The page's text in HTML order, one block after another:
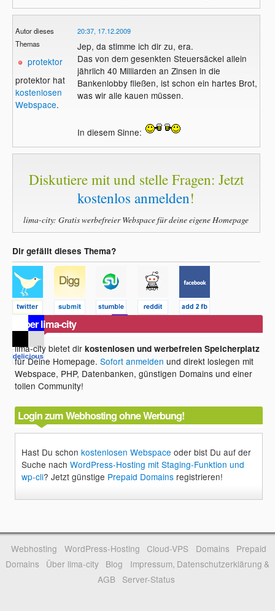
Autor dieses
Themas
protektor
protektor hat
kostenlosen
Webspace.
20:37, 17.12.2009
Jep, da stimme ich dir zu, era.
Das von dem gesenkten Steuersäckel allein
jährlich 40 Milliarden an Zinsen in die
Bankenlobby fließen, ist schon ein hartes Brot,
was wir alle kauen müssen.
In diesem Sinne:
Diskutiere mit und stelle Fragen: Jetzt
kostenlos anmelden!
lima-city: Gratis werbefreier Webspace für deine eigene Homepage
Dir gefällt dieses Thema?
Über lima-city
lima-city bietet dirkostenlosen und werbefreien Speicherplatz
für Deine Homepage.Sofort anmelden und direkt loslegen mit
Webspace, PHP, Datenbanken, günstigen Domains und einer
tollen Community!
Login zum Webhosting ohne Werbung!
Hast Du schonkostenlosen Webspace oder bist Du auf der
Suche nachWordPress-Hosting mit Staging-Funktion und
wp-cli? Jetzt günstige Prepaid Domains registrieren!
Webhosting WordPress-Hosting Cloud-VPS Domains
Prepaid
Domains
Über lima-city Blog
Impressum, Datenschutzerklärung &
AGB
Server-Status